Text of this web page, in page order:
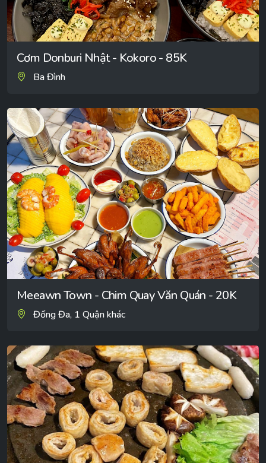
Cơm Donburi Nhật - Kokoro - 85K
Ba Đình
Meeawn Town - Chim Quay Văn Quán - 20K
Đống Đa, 1 Quận khác